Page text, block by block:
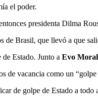
el poder.
presidenta Dilma
de Brasil, que llevó a que
Estado. Junto a Evo
de vacancia como un
de golpe de Estado a